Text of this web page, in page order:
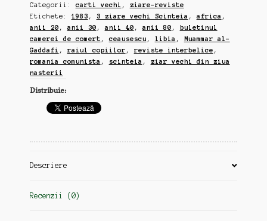
brosuri
interbelice,
anii
20-
(zz51)
Categorii:carti vechi , ziare-reviste
Etichete: 1983 , 3 ziare vechi Scinteia ,africa ,
anii 20 ,anii 30 ,anii 40 ,anii 80 , buletinul
camerei de comert ,ceausescu , libia , Muammar al-
Gaddafi , raiul copiilor , reviste interbelice ,
romania comunista , scinteia , ziar vechi din ziua
nasterii
Distribuie:
Descriere
Recenzii (0)